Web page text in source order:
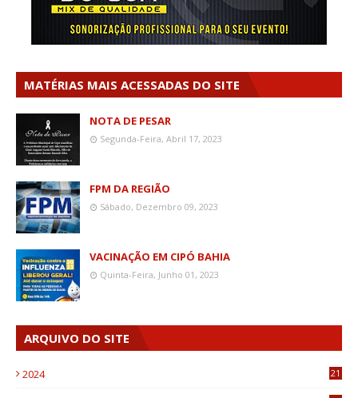
MATÉRIAS MAIS ACESSADAS DO SITE
NOTA DE PESAR
Segunda-Feira, Abril 17, 2023
FPM DA REGIÃO
Sábado, Dezembro 09, 2023
VACINAÇÃO EM CIPÓ BAHIA
Quinta-Feira, Junho 01, 2023
ARQUIVO DO SITE
2024 21